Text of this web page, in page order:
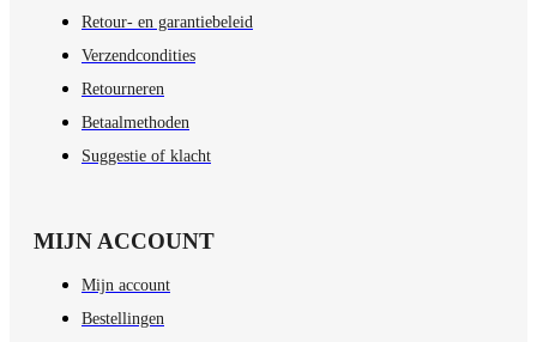
Retour- en garantiebeleid
Verzendcondities
Retourneren
Betaalmethoden
Suggestie of klacht
MIJN ACCOUNT
Mijn account
Bestellingen